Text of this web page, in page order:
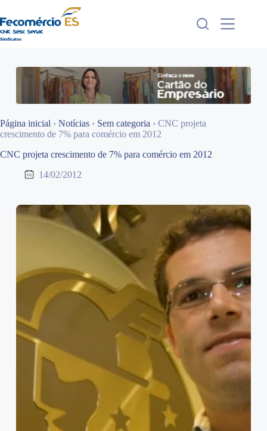
para
o
conteúdo
Página inicial › Notícias › Sem categoria › CNC projeta
crescimento de 7% para comércio em 2012
CNC projeta crescimento de 7% para comércio em 2012
14/02/2012